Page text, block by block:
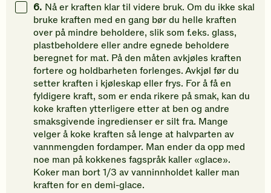
6. Nå er kraften klar til videre bruk. Om du ikke skal
bruke kraften med en gang bør du helle kraften
over på mindre beholdere, slik som f.eks. glass,
plastbeholdere eller andre egnede beholdere
beregnet for mat. På den måten avkjøles kraften
fortere og holdbarheten forlenges. Avkjøl før du
setter kraften i kjøleskap eller frys. For å få en
fyldigere kraft, som er enda rikere på smak, kan du
koke kraften ytterligere etter at ben og andre
smaksgivende ingredienser er silt fra. Mange
velger å koke kraften så lenge at halvparten av
vannmengden fordamper. Man ender da opp med
noe man på kokkenes fagspråk kaller «glace».
Koker man bort 1/3 av vanninnholdet kaller man
kraften for en demi-glace.